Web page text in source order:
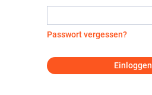
Passwort vergessen?
Einloggen